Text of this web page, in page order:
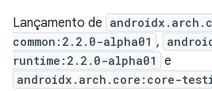
Lançamento de
common:2.2.0-alpha01 ,
runtime:2.2.0-alpha01
e
androidx.arch.core:core-